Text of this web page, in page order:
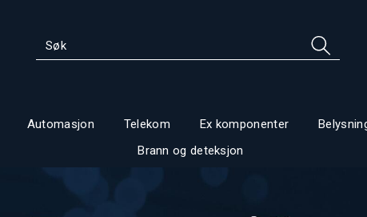
Automasjon Telekom Ex komponenter
Brann og deteksjon